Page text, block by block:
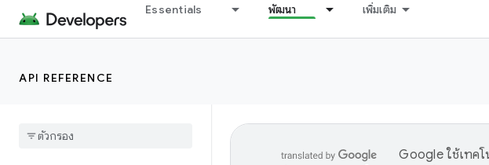
Essentials พัฒนา เพิ่มเติม
API REFERENCE
Google ใช้เทค